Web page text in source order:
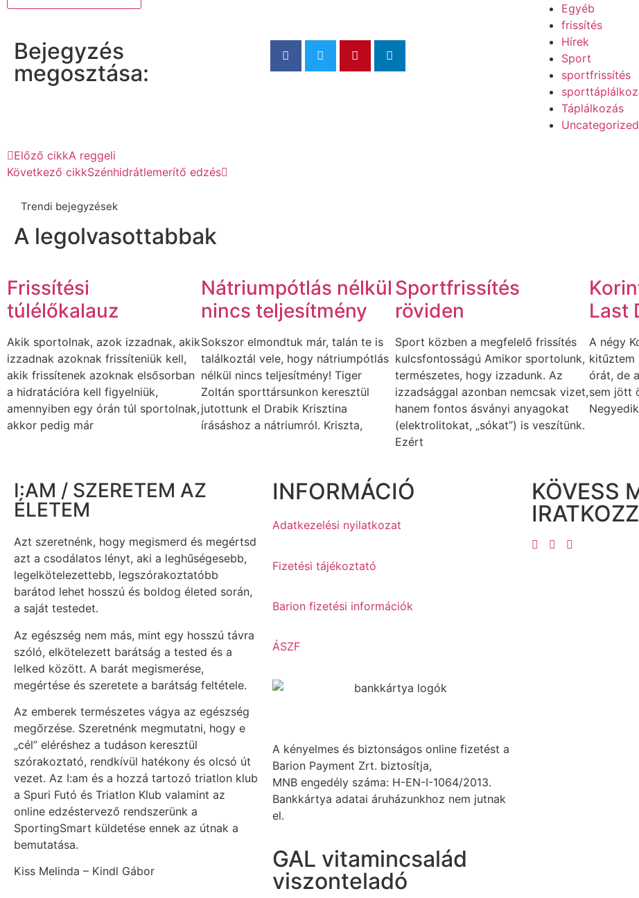
Bejegyzés
megosztása:
Egyéb
frissítés
Hírek
Sport
sportfrissítés
Táplálkozás
Uncategorized
Előző cikkA reggeli
Következő cikkSzénhidrátlemerítő edzés
Trendi bejegyzések
A legolvasottabbak
Frissítési
túlélőkalauz
Akik sportolnak, azok izzadnak, akik
izzadnak azoknak frissíteniük kell,
akik frissítenek azoknak elsősorban
a hidratációra kell figyelniük,
amennyiben egy órán túl sportolnak,
akkor pedig már
Nátriumpótlás nélkül
nincs teljesítmény
Sokszor elmondtuk már, talán te is
találkoztál vele, hogy nátriumpótlás
nélkül nincs teljesítmény! Tiger
Zoltán sporttársunkon keresztül
jutottunk el Drabik Krisztina
írásáshoz a nátriumról. Kriszta,
Sportfrissítés
röviden
Sport közben a megfelelő frissítés
kulcsfontosságú Amikor sportolunk,
természetes, hogy izzadunk. Az
izzadsággal azonban nemcsak vizet,
hanem fontos ásványi anyagokat
(elektrolitokat, „sókat”) is veszítünk.
Ezért
Last
A négy
kitűztem
órát, de
sem jött
I:AM / SZERETEM AZ
ÉLETEM
Azt szeretnénk, hogy megismerd és megértsd
azt a csodálatos lényt, aki a leghűségesebb,
legelkötelezettebb, legszórakoztatóbb
barátod lehet hosszú és boldog életed során,
a saját testedet.
Az egészség nem más, mint egy hosszú távra
szóló, elkötelezett barátság a tested és a
lelked között. A barát megismerése,
megértése és szeretete a barátság feltétele.
Az emberek természetes vágya az egészség
megőrzése. Szeretnénk megmutatni, hogy e
„cél” eléréshez a tudáson keresztül
szórakoztató, rendkívül hatékony és olcsó út
vezet. Az I:am és a hozzá tartozó triatlon klub
a Spuri Futó és Triatlon Klub valamint az
online edzéstervező rendszerünk a
SportingSmart küldetése ennek az útnak a
bemutatása.
Kiss Melinda – Kindl Gábor
INFORMÁCIÓ
Adatkezelési nyilatkozat
Fizetési tájékoztató
Barion fizetési információk
ÁSZF
A kényelmes és biztonságos online fizetést a
Barion Payment Zrt. biztosítja,
MNB engedély száma: H-EN-I-1064/2013.
Bankkártya adatai áruházunkhoz nem jutnak
el.
GAL vitamincsalád
viszonteladó
KÖVESS